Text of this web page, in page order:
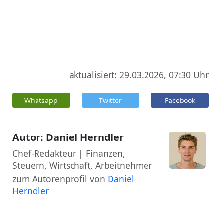
aktualisiert: 29.03.2026, 07:30 Uhr
Whatsapp Twitter Facebook
Autor: Daniel Herndler
Chef-Redakteur | Finanzen,
Steuern, Wirtschaft, Arbeitnehmer
zum Autorenprofil von Daniel
Herndler